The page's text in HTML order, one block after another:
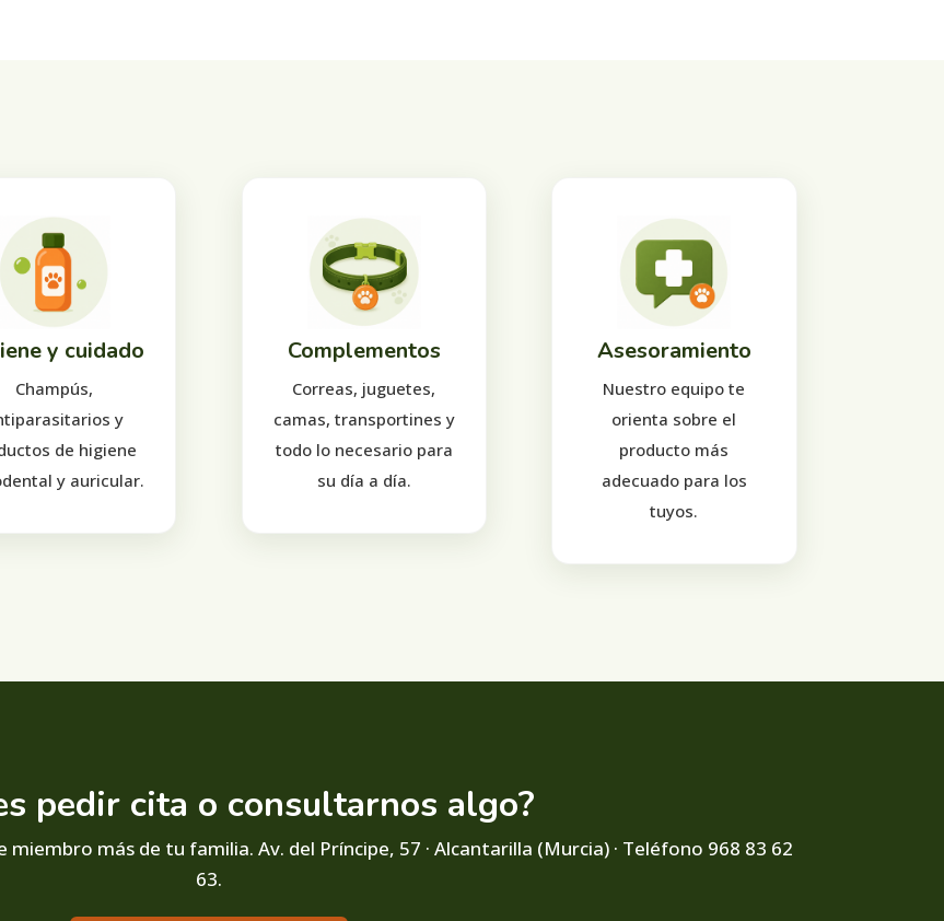
y cuidado
Champús,
y
de higiene
y auricular.
Complementos
Correas, juguetes,
camas, transportines y
todo lo necesario para
su día a día.
Asesoramiento
Nuestro equipo te
orienta sobre el
producto más
adecuado para los
tuyos.
pedir cita o consultarnos algo?
más de tu familia. Av. del Príncipe, 57 · Alcantarilla (Murcia) · Teléfono 968 83 62
63.